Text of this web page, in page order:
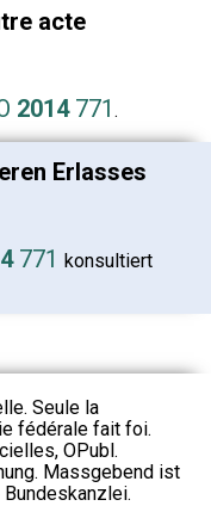
acte
2014771 .
Erlasses
771 konsultiert
Seule la
fédérale fait foi.
OPubl.
Massgebend ist